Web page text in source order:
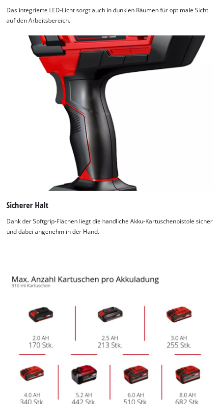
Das integrierte LED-Licht sorgt auch in dunklen Räumen für optimale Sicht
auf den Arbeitsbereich.
Sicherer Halt
Dank der Softgrip-Flächen liegt die handliche Akku-Kartuschenpistole sicher
und dabei angenehm in der Hand.